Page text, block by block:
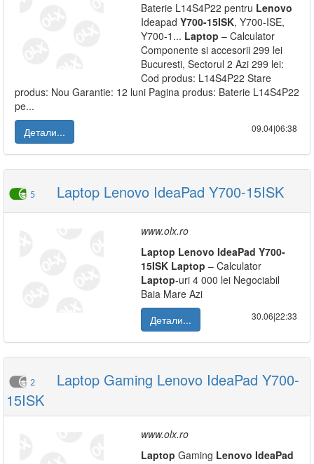
Baterie L14S4P22 pentru Lenovo
Ideapad Y700-15ISK, Y700-ISE,
Y700-1... Laptop – Calculator
Componente si accesorii 299 lei
Bucuresti, Sectorul 2 Azi 299 lei:
Cod produs: L14S4P22 Stare
produs: Nou Garantie: 12 luni Pagina produs: Baterie L14S4P22
pe...
Детали...
09.04|06:38
5 Laptop Lenovo IdeaPad Y700-15ISK
www.olx.ro
Laptop Lenovo IdeaPad Y700-
15ISK Laptop – Calculator
Laptop-uri 4 000 lei Negociabil
Baia Mare Azi
Детали...
30.06|22:33
2
Laptop Gaming Lenovo IdeaPad Y700-
15ISK
www.olx.ro
Laptop Gaming Lenovo IdeaPad